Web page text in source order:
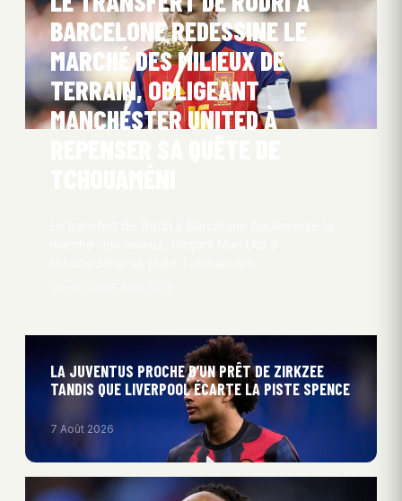
BARCELONE REDESSINE LE
MARCHÉ DES MILIEUX DE
TERRAIN, OBLIGEANT
MANCHESTER UNITED À
LA JUVENTUS PROCHE D’UN PRÊT DE ZIRKZEE
TANDIS QUE LIVERPOOL ÉCARTE LA PISTE SPENCE
7 Août 2026